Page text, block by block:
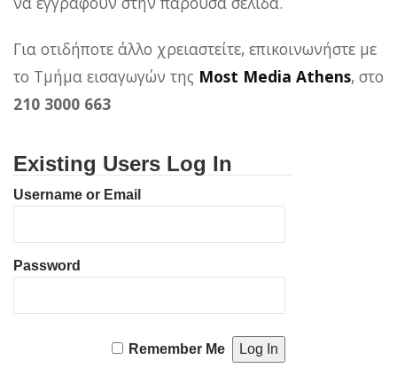
Για οτιδήποτε άλλο χρειαστείτε, επικοινωνήστε με
το Τμήμα εισαγωγών της Most Media Athens, στο
210 3000 663
Existing Users Log In
Username or Email
Password
Remember Me